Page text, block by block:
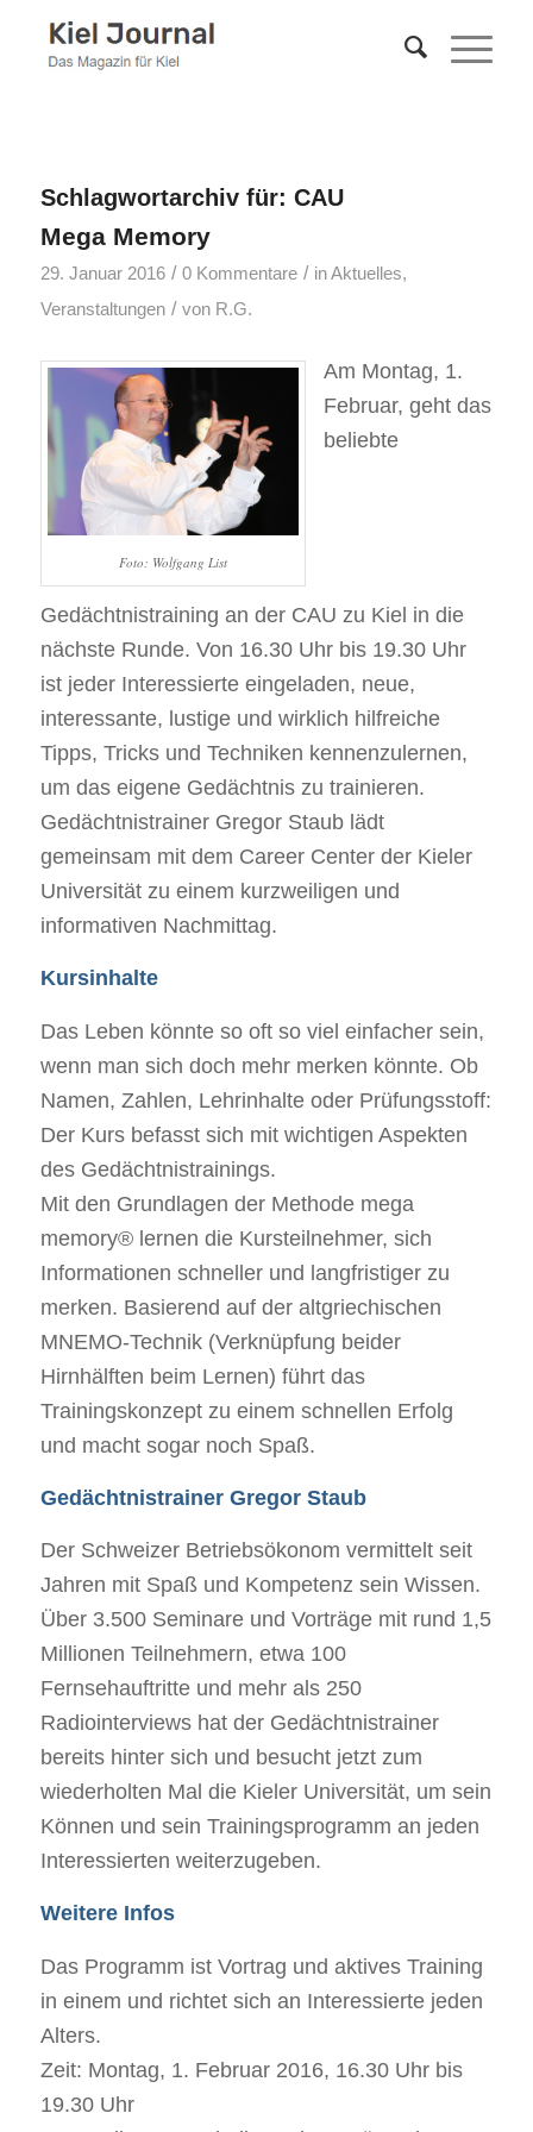
Schlagwortarchiv für: CAU
Mega Memory
29. Januar 2016 / 0 Kommentare / inAktuelles,
Veranstaltungen / von R.G.
Foto: Wolfgang List
Am Montag, 1.
Februar, geht das
beliebte
Gedächtnistraining an der CAU zu Kiel in die
nächste Runde. Von 16.30 Uhr bis 19.30 Uhr
ist jeder Interessierte eingeladen, neue,
interessante, lustige und wirklich hilfreiche
Tipps, Tricks und Techniken kennenzulernen,
um das eigene Gedächtnis zu trainieren.
Gedächtnistrainer Gregor Staub lädt
gemeinsam mit dem Career Center der Kieler
Universität zu einem kurzweiligen und
informativen Nachmittag.
Kursinhalte
Das Leben könnte so oft so viel einfacher sein,
wenn man sich doch mehr merken könnte. Ob
Namen, Zahlen, Lehrinhalte oder Prüfungsstoff:
Der Kurs befasst sich mit wichtigen Aspekten
des Gedächtnistrainings.
Mit den Grundlagen der Methode mega
memory® lernen die Kursteilnehmer, sich
Informationen schneller und langfristiger zu
merken. Basierend auf der altgriechischen
MNEMO-Technik (Verknüpfung beider
Hirnhälften beim Lernen) führt das
Trainingskonzept zu einem schnellen Erfolg
und macht sogar noch Spaß.
Gedächtnistrainer Gregor Staub
Der Schweizer Betriebsökonom vermittelt seit
Jahren mit Spaß und Kompetenz sein Wissen.
Über 3.500 Seminare und Vorträge mit rund 1,5
Millionen Teilnehmern, etwa 100
Fernsehauftritte und mehr als 250
Radiointerviews hat der Gedächtnistrainer
bereits hinter sich und besucht jetzt zum
wiederholten Mal die Kieler Universität, um sein
Können und sein Trainingsprogramm an jeden
Interessierten weiterzugeben.
Weitere Infos
Das Programm ist Vortrag und aktives Training
in einem und richtet sich an Interessierte jeden
Alters.
Zeit: Montag, 1. Februar 2016, 16.30 Uhr bis
19.30 Uhr